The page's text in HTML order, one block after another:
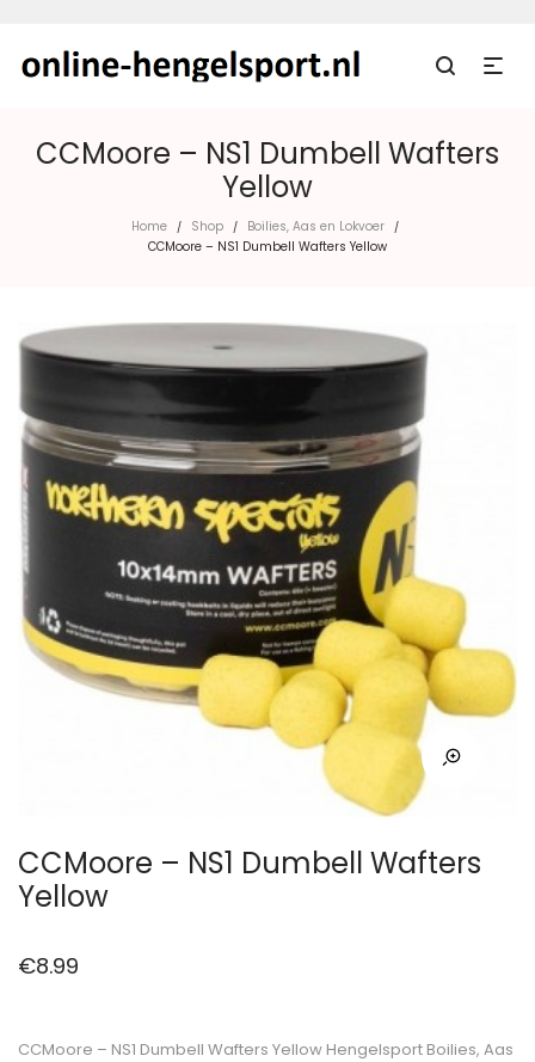
CCMoore – NS1 Dumbell Wafters
Yellow
Home / Shop / Boilies, Aas en Lokvoer /
CCMoore – NS1 Dumbell Wafters Yellow
CCMoore – NS1 Dumbell Wafters
Yellow
€8.99
CCMoore – NS1 Dumbell Wafters Yellow Hengelsport Boilies, Aas